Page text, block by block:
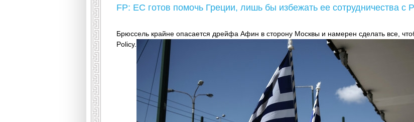
FP: ЕС готов помочь Греции, лишь бы избежать ее сотрудничества с
Брюссель крайне опасается дрейфа Афин в сторону Москвы и намерен сделать все,
Policy.